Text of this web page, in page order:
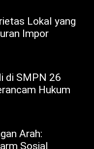
Lokal yang
Impor
di SMPN 26
Hukum
Arah:
Sosial